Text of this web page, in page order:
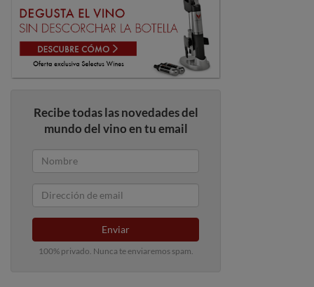
Recibe todas las novedades del
mundo del vino en tu email
Enviar
100% privado. Nunca te enviaremos spam.